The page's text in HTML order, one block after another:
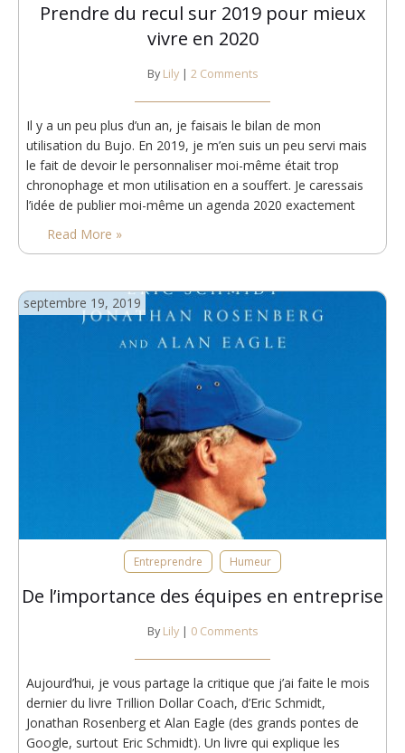
Prendre du recul sur 2019 pour mieux
vivre en 2020
By Lily | 2 Comments
Il y a un peu plus d’un an, je faisais le bilan de mon
utilisation du Bujo. En 2019, je m’en suis un peu servi mais
le fait de devoir le personnaliser moi-même était trop
chronophage et mon utilisation en a souffert. Je caressais
l’idée de publier moi-même un agenda 2020 exactement
comme je le voulais via Amazon KDP, mais…
Read More »
septembre 19, 2019
Entreprendre Humeur
De l’importance des équipes en entreprise
By Lily | 0 Comments
Aujourd’hui, je vous partage la critique que j’ai faite le mois
dernier du livre Trillion Dollar Coach, d’Eric Schmidt,
Jonathan Rosenberg et Alan Eagle (des grands pontes de
Google, surtout Eric Schmidt). Un livre qui explique les